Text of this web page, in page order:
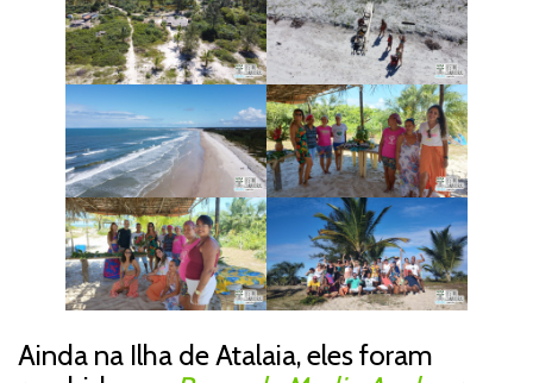
Ainda na Ilha de Atalaia, eles foram